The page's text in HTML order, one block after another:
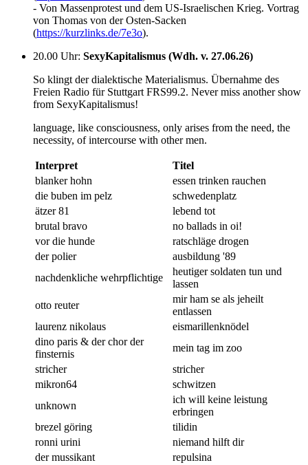
- Von Massenprotest und dem US-Israelischen Krieg. Vortrag
von Thomas von der Osten-Sacken
(https://kurzlinks.de/7e3o).
20.00 Uhr: SexyKapitalismus (Wdh. v. 27.06.26)
So klingt der dialektische Materialismus. Übernahme des
Freien Radio für Stuttgart FRS99.2. Never miss another show
from SexyKapitalismus!
language, like consciousness, only arises from the need, the
necessity, of intercourse with other men.
Interpret
Titel
blanker hohn
essen trinken rauchen
die buben im pelz
schwedenplatz
ätzer 81
lebend tot
brutal bravo
no ballads in oi!
vor die hunde
ratschläge drogen
der polier
ausbildung '89
nachdenkliche wehrpflichtige
heutiger soldaten tun und
lassen
otto reuter
mir ham se als jeheilt
entlassen
laurenz nikolaus
eismarillenknödel
dino paris & der chor der
finsternis
mein tag im zoo
stricher
stricher
mikron64
schwitzen
unknown
ich will keine leistung
erbringen
brezel göring
tilidin
ronni urini
niemand hilft dir
der mussikant
repulsina